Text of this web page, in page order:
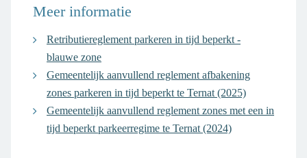
Meer informatie
Retributiereglement parkeren in tijd beperkt -
blauwe zone
Gemeentelijk aanvullend reglement afbakening
zones parkeren in tijd beperkt te Ternat (2025)
Gemeentelijk aanvullend reglement zones met een in
tijd beperkt parkeerregime te Ternat (2024)